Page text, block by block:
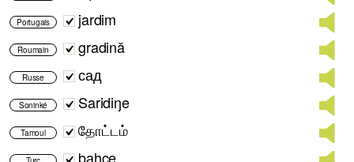
Portugais jardim
Roumain gradină
Russe сад
Soninké Saridiŋe
Tamoul தோட்டம்
bahçe